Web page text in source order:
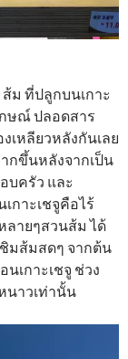
ม ที่ปลูกบนเกาะ
ษณ์ ปลอดสาร
เหลียวหลังกันเลย
กขึ้นหลังจากเป็น
บครัว และ
กาะเชจูคือไร้
ลายๆสวนส้ม ได้
ชิมส้มสดๆ จากต้น
เกาะเชจู ช่วง
นาวเท่านั้น